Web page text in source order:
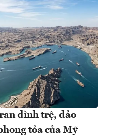
đình trệ, đảo
tỏa của Mỹ